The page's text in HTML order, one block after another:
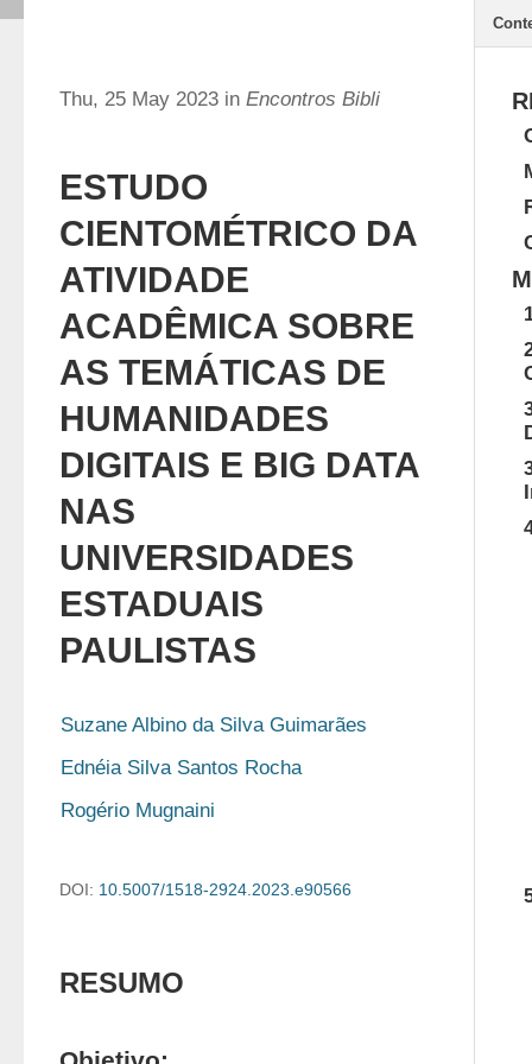
Thu, 25 May 2023 in Encontros Bibli
ESTUDO
CIENTOMÉTRICO DA
ATIVIDADE
ACADÊMICA SOBRE
AS TEMÁTICAS DE
HUMANIDADES
DIGITAIS E BIG DATA
NAS
UNIVERSIDADES
ESTADUAIS
PAULISTAS
Suzane Albino da Silva Guimarães
Ednéia Silva Santos Rocha
Rogério Mugnaini
DOI: 10.5007/1518-2924.2023.e90566
RESUMO